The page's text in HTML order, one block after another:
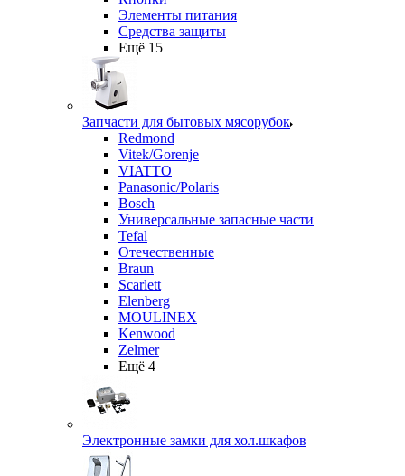
Элементы питания
Средства защиты
Ещё 15
Запчасти для бытовых мясорубок
Redmond
Vitek/Gorenje
VIATTO
Panasonic/Polaris
Bosch
Универсальные запасные части
Tefal
Отечественные
Braun
Scarlett
Elenberg
MOULINEX
Kenwood
Zelmer
Ещё 4
Электронные замки для хол.шкафов